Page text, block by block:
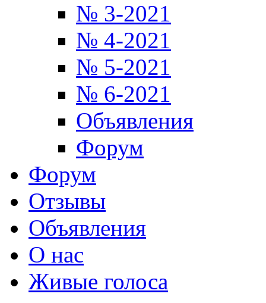
№ 3-2021
№ 4-2021
№ 5-2021
№ 6-2021
Объявления
Форум
Форум
Отзывы
Объявления
О нас
Живые голоса